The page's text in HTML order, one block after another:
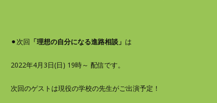
⚫︎次回 「理想の自分になる進路相談」 は
2022年4月3日(日) 19時～ 配信です。
次回のゲストは現役の学校の先生がご出演予定！